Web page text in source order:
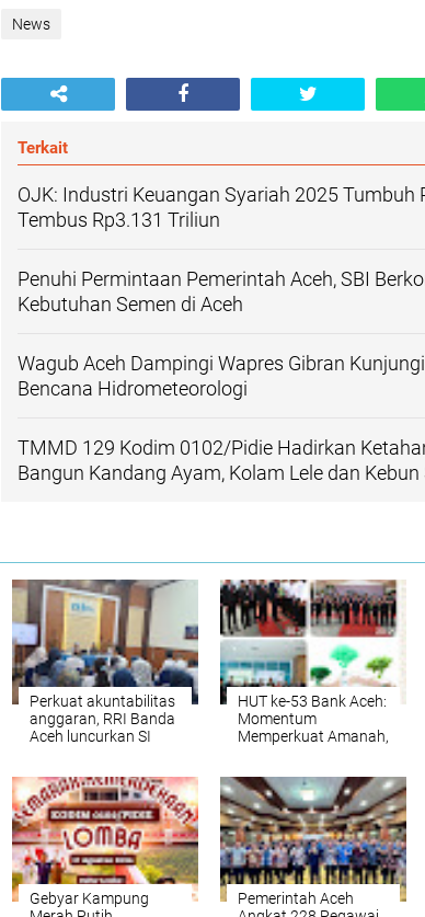
News
Terkait
OJK: Industri Keuangan Syariah 2025 Tumbuh
Tembus Rp3.131 Triliun
Penuhi Permintaan Pemerintah Aceh, SBI
Kebutuhan Semen di Aceh
Wagub Aceh Dampingi Wapres Gibran
Bencana Hidrometeorologi
TMMD 129 Kodim 0102/Pidie Hadirkan
Bangun Kandang Ayam, Kolam Lele dan Kebun
Perkuat akuntabilitas
anggaran, RRI Banda
Aceh luncurkan SI
HUT ke-53 Bank Aceh:
Momentum
Memperkuat Amanah,
Aceh
Gebyar Kampung
Pemerintah Aceh